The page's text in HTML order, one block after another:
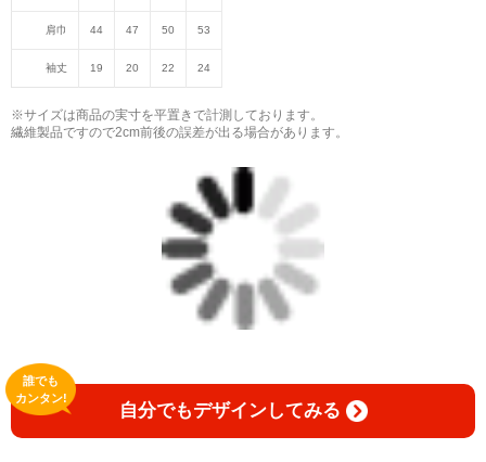
肩巾 44 47 50 53
袖丈 19 20 22 24
※サイズは商品の実寸を平置きで計測しております。
繊維製品ですので2cm前後の誤差が出る場合があります。
自分でもデザインしてみる
誰でも
カンタン!